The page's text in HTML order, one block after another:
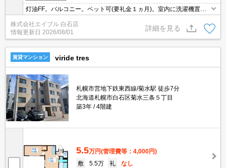
灯油FF。バルコニー。ペット可(要礼金１ヵ月)。室内に洗濯機置場
あり。シャワー付独立洗面台。独立キッチン。シューズボックス付
き。防犯カメラ。宅配ボックスあり。エアコン1基付き。
株式会社エイブル 白石店
情報更新日 2026/08/01
詳細を見る
賃貸マンション viride tres
札幌市営地下鉄東西線/菊水駅 徒歩7分
北海道札幌市白石区菊水三条５丁目
築3年
4階建
5.5万円(管理費等：4,000円)
敷
5.5万 礼
なし